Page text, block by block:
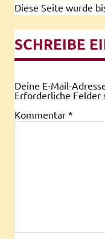
Diese Seite wurde
SCHREIBE
Deine E-Mail-
Erforderliche Felder
Kommentar *